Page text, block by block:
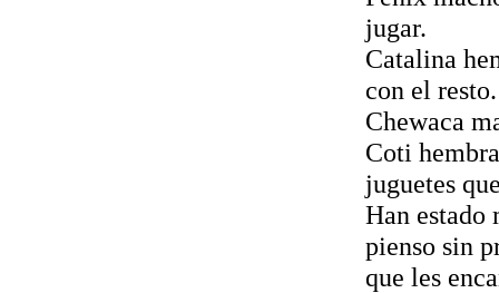
jugar.
Catalina
con el resto.
Chewaca
Coti
juguetes
Han estado
pienso sin
que les